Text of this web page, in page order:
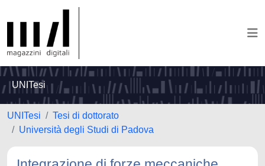
UNITesi
UNITesi
Tesi di dottorato
Università degli Studi di Padova